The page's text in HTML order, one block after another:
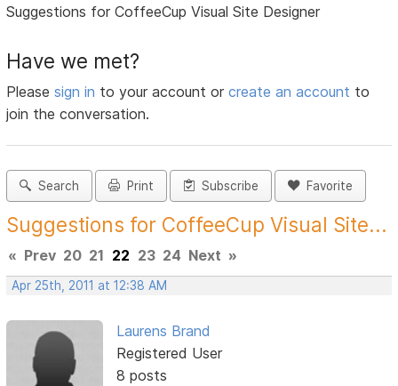
Suggestions for CoffeeCup Visual Site Designer
Have we met?
Pleasesign in to your account orcreate an account to
join the conversation.
Search Print Subscribe Favorite
Suggestions for CoffeeCup Visual Site...
« Prev 20 21 22 23 24 Next »
Apr 25th, 2011 at 12:38 AM
Laurens Brand
Registered User
8 posts